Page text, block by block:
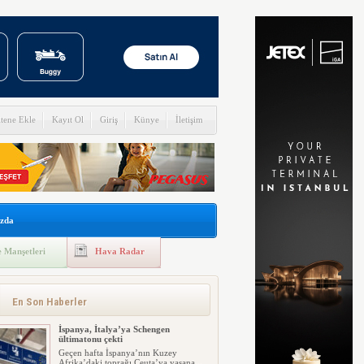
Ekle Kayıt Ol Giriş Künye İletişim
Manşetleri Hava Radar
En Son Haberler
İspanya, İtalya’ya Schengen
ültimatonu çekti
Geçen hafta İspanya’nın Kuzey